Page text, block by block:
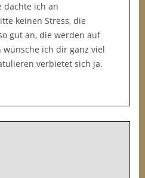
dachte ich an
keinen Stress, die
gut an, die werden auf
wünsche ich dir ganz viel
verbietet sich ja.